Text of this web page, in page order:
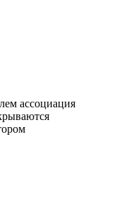
ассоциация